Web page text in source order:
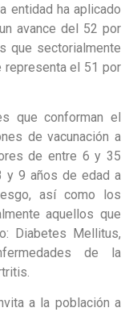
entidad ha aplicado
avance del 52 por
que sectorialmente
representa el 51 por
que conforman el
de vacunación a
de entre 6 y 35
y 9 años de edad a
así como los
aquellos que
Diabetes Mellitus,
de la
a la población a